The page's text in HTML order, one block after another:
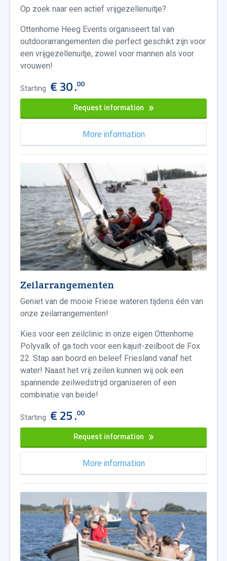
Op zoek naar een actief vrijgezellenuitje?
Ottenhome Heeg Events organiseert tal van
outdoorarrangementen die perfect geschikt zijn voor
een vrijgezellenuitje, zowel voor mannen als voor
vrouwen!
Starting € 30 .00
Request information
More information
Zeilarrangementen
Geniet van de mooie Friese wateren tijdens één van
onze zeilarrangementen!
Kies voor een zeilclinic in onze eigen Ottenhome
Polyvalk of ga toch voor een kajuit-zeilboot de Fox
22. Stap aan boord en beleef Friesland vanaf het
water! Naast het vrij zeilen kunnen wij ook een
spannende zeilwedstrijd organiseren of een
combinatie van beide!
Starting € 25 .00
Request information
More information